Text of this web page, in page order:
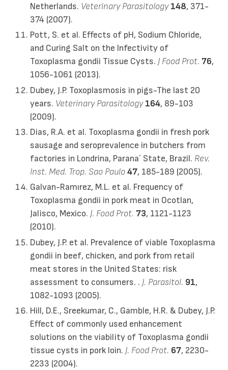
Netherlands. Veterinary Parasitology 148, 371-
374 (2007).
Pott, S. et al. Effects of pH, Sodium Chloride,
and Curing Salt on the Infectivity of
Toxoplasma gondii Tissue Cysts. J Food Prot. 76,
1056-1061 (2013).
Dubey, J.P. Toxoplasmosis in pigs-The last 20
years. Veterinary Parasitology 164, 89-103
(2009).
Dias, R.A. et al. Toxoplasma gondii in fresh pork
sausage and seroprevalence in butchers from
factories in Londrina, Parana´ State, Brazil. Rev.
Inst. Med. Trop. Sao Paulo47, 185-189 (2005).
Galvan-Ramırez, M.L. et al. Frequency of
Toxoplasma gondii in pork meat in Ocotlan,
Jalisco, Mexico.J. Food Prot. 73, 1121-1123
(2010).
Dubey, J.P. et al. Prevalence of viable Toxoplasma
gondii in beef, chicken, and pork from retail
meat stores in the United States: risk
assessment to consumers. . J. Parasitol. 91,
1082-1093 (2005).
Hill, D.E., Sreekumar, C., Gamble, H.R. & Dubey, J.P.
Effect of commonly used enhancement
solutions on the viability of Toxoplasma gondii
tissue cysts in pork loin. J. Food Prot. 67, 2230-
2233 (2004).